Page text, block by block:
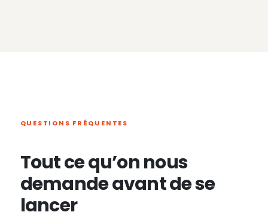
QUESTIONS FRÉQUENTES
Tout ce qu’on nous
demande avant de se
lancer